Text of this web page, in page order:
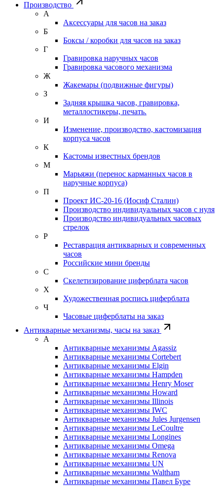
Производство
А
Аксессуары для часов на заказ
Б
Боксы / коробки для часов на заказ
Г
Гравировка наручных часов
Гравировка часового механизма
Ж
Жакемары (подвижные фигуры)
З
Задняя крышка часов, гравировка,
металлостикеры, печать.
И
Изменение, производство, кастомизация
корпуса часов
К
Кастомы известных брендов
М
Марьяжи (перенос карманных часов в
наручные корпуса)
П
Проект ИС-20-16 (Иосиф Сталин)
Производство индивидуальных часов с нуля
Производство индивидуальных часовых
стрелок
Р
Реставрация антикварных и современных
часов
Российские мини бренды
С
Скелетизирование циферблата часов
Х
Художественная роспись циферблата
Ч
Часовые циферблаты на заказ
Антикварные механизмы, часы на заказ
А
Антикварные механизмы Agassiz
Антикварные механизмы Cortebert
Антикварные механизмы Elgin
Антикварные механизмы Hampden
Антикварные механизмы Henry Moser
Антикварные механизмы Howard
Антикварные механизмы Illinois
Антикварные механизмы IWC
Антикварные механизмы Jules Jurgensen
Антикварные механизмы LeCoultre
Антикварные механизмы Longines
Антикварные механизмы Omega
Антикварные механизмы Renova
Антикварные механизмы UN
Антикварные механизмы Waltham
Антикварные механизмы Павел Буре